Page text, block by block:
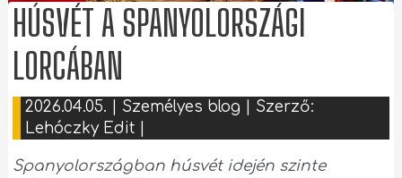
HÚSVÉT A SPANYOLORSZÁGI
LORCÁBAN
2026.04.05. Személyes blog | Szerző:
Lehóczky Edit
Spanyolországban húsvét idején szinte